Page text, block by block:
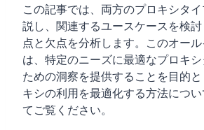
この記事では、両方のプロキシタ
説し、関連するユースケースを検
点と欠点を分析します。このオー
は、特定のニーズに最適なプロキ
ための洞察を提供することを目的
キシの利用を最適化する方法につ
てご覧ください。